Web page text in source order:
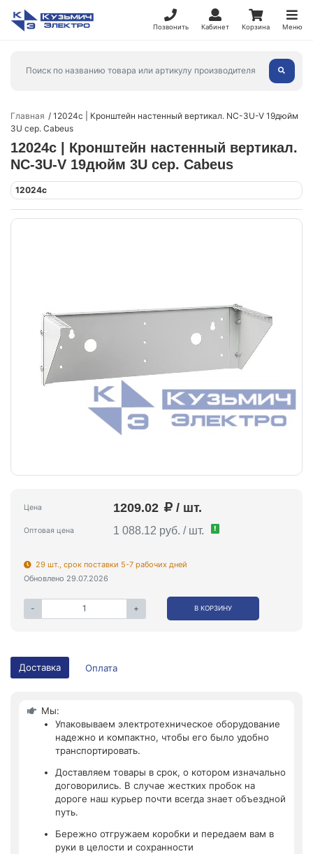
Позвонить Кабинет Корзина Меню
Главная
12024c | Кронштейн настенный вертикал. NC-3U-V 19дюйм
3U сер. Cabeus
12024c | Кронштейн настенный вертикал.
NC-3U-V 19дюйм 3U сер. Cabeus
12024c
Цена 1209.02 / шт.
Оптовая цена 1 088.12 руб. / шт. !
29 шт., срок поставки 5-7 рабочих дней
Обновлено 29.07.2026
- + В КОРЗИНУ
Доставка Оплата
Мы:
Упаковываем электротехническое оборудование
надежно и компактно, чтобы его было удобно
транспортировать.
Доставляем товары в срок, о котором изначально
договорились. В случае жестких пробок на
дороге наш курьер почти всегда знает объездной
путь.
Бережно отгружаем коробки и передаем вам в
руки в целости и сохранности